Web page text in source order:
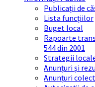
Publicații de
Lista funcțiilor
Buget local
Rapoarte
544 din 2001
Strategii
Anunțuri și
Anunțuri